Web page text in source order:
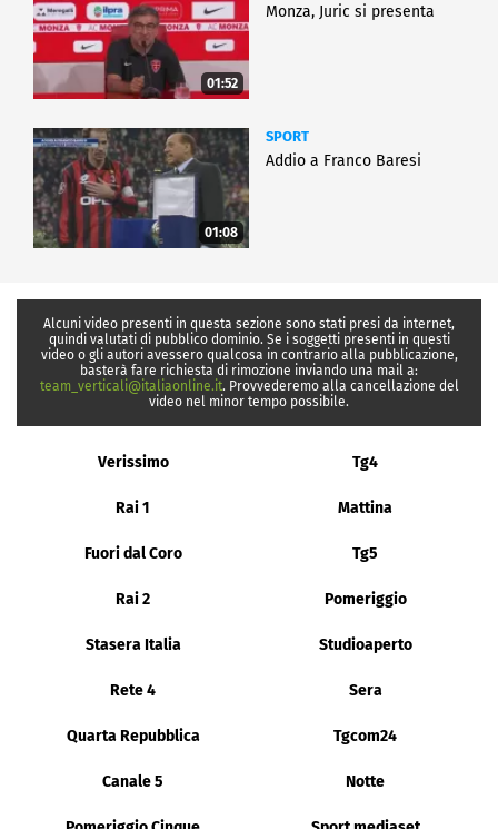
01:52
Monza, Juric si presenta
01:08
SPORT
Addio a Franco Baresi
Alcuni video presenti in questa sezione sono stati presi da internet,
quindi valutati di pubblico dominio. Se i soggetti presenti in questi
video o gli autori avessero qualcosa in contrario alla pubblicazione,
basterà fare richiesta di rimozione inviando una mail a:
team_verticali@italiaonline.it. Provvederemo alla cancellazione del
video nel minor tempo possibile.
Verissimo Tg4
Rai 1 Mattina
Fuori dal Coro Tg5
Rai 2 Pomeriggio
Stasera Italia Studioaperto
Rete 4 Sera
Quarta Repubblica Tgcom24
Canale 5 Notte